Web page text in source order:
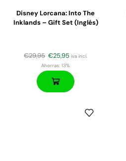
Disney Lorcana: Into The
Inklands – Gift Set (Inglés)
€29,95 €25,95 iva incl.
Ahorras: 13%